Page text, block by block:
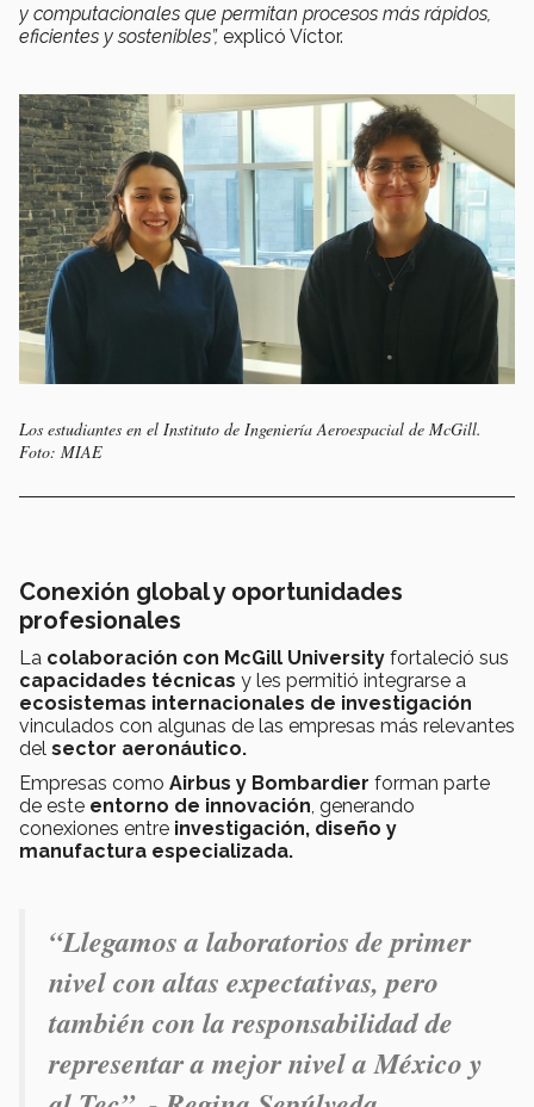
y computacionales que permitan procesos más rápidos,
eficientes y sostenibles”, explicó Víctor.
Los estudiantes en el Instituto de Ingeniería Aeroespacial de McGill.
Foto: MIAE
Conexión global y oportunidades
profesionales
La colaboración con McGill University fortaleció sus
capacidades técnicas y les permitió integrarse a
ecosistemas internacionales de investigación
vinculados con algunas de las empresas más relevantes
del sector aeronáutico.
Empresas como Airbus y Bombardier forman parte
de este entorno de innovación, generando
conexiones entre investigación, diseño y
manufactura especializada.
“Llegamos a laboratorios de primer
nivel con altas expectativas, pero
también con la responsabilidad de
representar a mejor nivel a México y